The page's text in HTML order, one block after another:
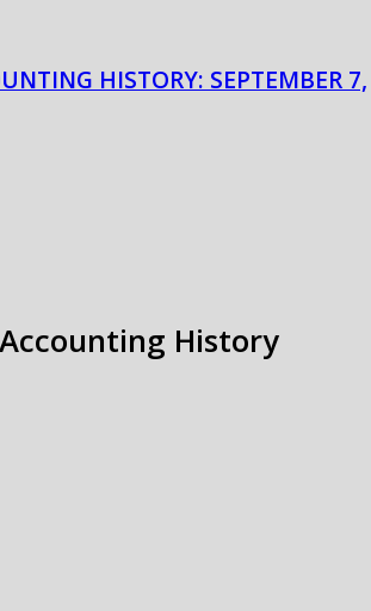
HISTORY: SEPTEMBER 7,
History